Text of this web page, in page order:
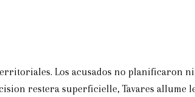
Los acusados no planificaron
restera superficielle, Tavares allume